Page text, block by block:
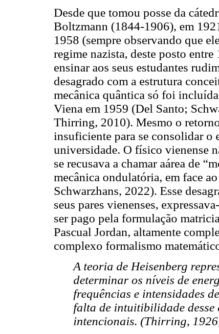
Desde que tomou posse da
Boltzmann (1844-1906), em
1958 (sempre observando que
regime nazista, deste posto
ensinar aos seus estudantes
desagrado com a estrutura
mecânica quântica só foi
Viena em 1959 (Del Santo;
Thirring, 2010). Mesmo o
insuficiente para se consolidar o
universidade. O físico vienense
se recusava a chamar aárea de
mecânica ondulatória, em face
Schwarzhans, 2022). Esse
seus pares vienenses,
ser pago pela formulação
Pascual Jordan, altamente
complexo formalismo
A teoria de Heisenberg
determinar os níveis de
frequências e intensidades
falta de intuitibilidade desse
intencionais. (Thirring,